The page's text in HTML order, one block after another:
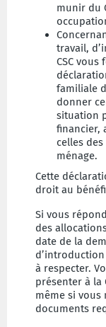
munir du
travail,
CSC
familiale
donner
situation
financier,
celles
ménage.
Cette
droit au
Si vous
des
date de la
à respecter.
présenter à la
même si vous
documents